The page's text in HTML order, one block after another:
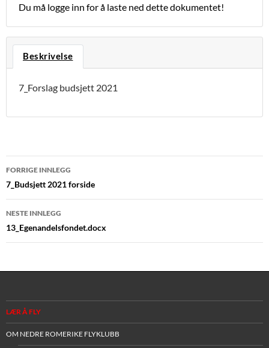
Du må logge inn for å laste ned dette dokumentet!
Beskrivelse
7_Forslag budsjett 2021
Innleggsnavigasjon
FORRIGE INNLEGG
7_Budsjett 2021 forside
NESTE INNLEGG
13_Egenandelsfondet.docx
LÆR Å FLY
OM NEDRE ROMERIKE FLYKLUBB